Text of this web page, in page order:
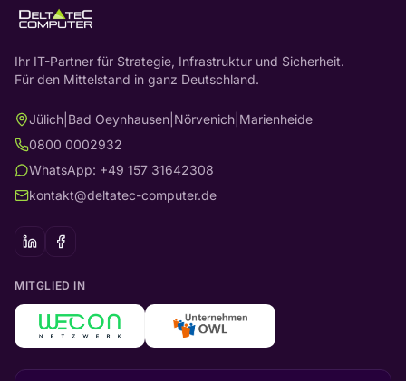
Ihr IT-Partner für Strategie, Infrastruktur und Sicherheit.
Für den Mittelstand in ganz Deutschland.
Jülich Bad Oeynhausen Nörvenich Marienheide
0800 0002932
WhatsApp: +49 157 31642308
kontakt@deltatec-computer.de
MITGLIED IN